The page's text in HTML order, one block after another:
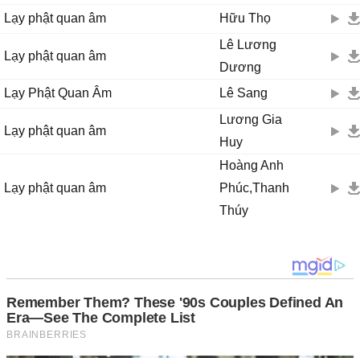
Lạy phật quan âm
Hữu Thọ
Lạy phật quan âm
Lê Lương
Dương
Lạy Phật Quan Âm
Lê Sang
Lạy phật quan âm
Lương Gia
Huy
Lạy phật quan âm
Hoàng Anh
Phúc,Thanh
Thúy